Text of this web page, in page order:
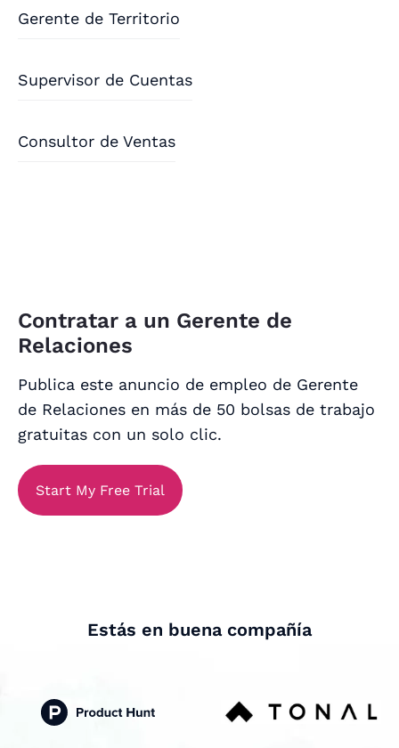
Gerente de Territorio
Supervisor de Cuentas
Consultor de Ventas
Contratar a un Gerente de
Relaciones
Publica este anuncio de empleo de Gerente
de Relaciones en más de 50 bolsas de trabajo
gratuitas con un solo clic.
Start My Free Trial
Estás en buena compañía